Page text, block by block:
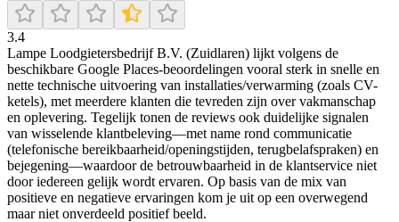
3.4
Lampe Loodgietersbedrijf B.V. (Zuidlaren) lijkt volgens de
beschikbare Google Places-beoordelingen vooral sterk in snelle en
nette technische uitvoering van installaties/verwarming (zoals CV-
ketels), met meerdere klanten die tevreden zijn over vakmanschap
en oplevering. Tegelijk tonen de reviews ook duidelijke signalen
van wisselende klantbeleving—met name rond communicatie
(telefonische bereikbaarheid/openingstijden, terugbelafspraken) en
bejegening—waardoor de betrouwbaarheid in de klantservice niet
door iedereen gelijk wordt ervaren. Op basis van de mix van
positieve en negatieve ervaringen kom je uit op een overwegend
maar niet onverdeeld positief beeld.